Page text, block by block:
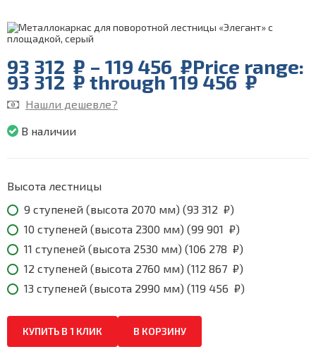
93 312 ₽ – 119 456 ₽Price range:
93 312 ₽ through 119 456 ₽
Нашли дешевле?
В наличии
Высота лестницы
9 ступеней (высота 2070 мм) (93 312 ₽)
10 ступеней (высота 2300 мм) (99 901 ₽)
11 ступеней (высота 2530 мм) (106 278 ₽)
12 ступеней (высота 2760 мм) (112 867 ₽)
13 ступеней (высота 2990 мм) (119 456 ₽)
КУПИТЬ В 1 КЛИК В КОРЗИНУ